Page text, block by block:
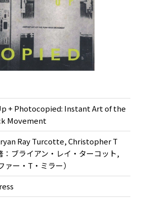
+ Photocopied: Instant Art of the
Movement
Ray Turcotte, Christopher T
ブライアン・レイ・ターコット,
ァー・T・ミラー）